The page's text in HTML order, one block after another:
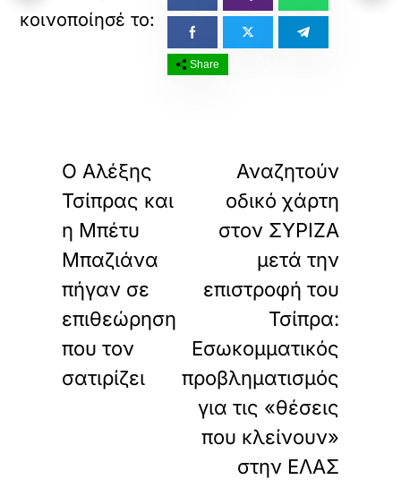
Share
Ο Αλέξης
Τσίπρας και
η Μπέτυ
Μπαζιάνα
πήγαν σε
επιθεώρηση
που τον
σατιρίζει
Αναζητούν
οδικό χάρτη
στον ΣΥΡΙΖΑ
μετά την
επιστροφή του
Τσίπρα:
Εσωκομματικός
προβληματισμός
για τις «θέσεις
που κλείνουν»
στην ΕΛΑΣ